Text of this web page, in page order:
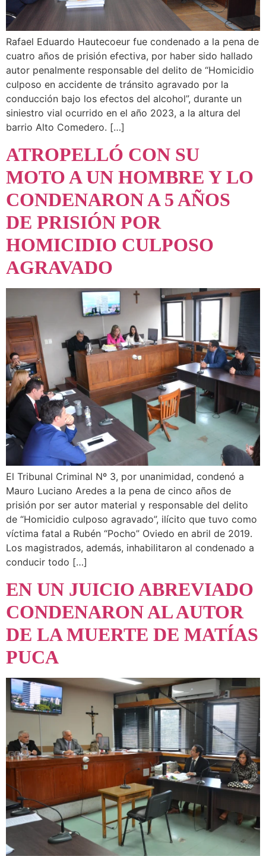
Rafael Eduardo Hautecoeur fue condenado a la pena de
cuatro años de prisión efectiva, por haber sido hallado
autor penalmente responsable del delito de “Homicidio
culposo en accidente de tránsito agravado por la
conducción bajo los efectos del alcohol”, durante un
siniestro vial ocurrido en el año 2023, a la altura del
barrio Alto Comedero. […]
ATROPELLÓ CON SU
MOTO A UN HOMBRE Y LO
CONDENARON A 5 AÑOS
DE PRISIÓN POR
HOMICIDIO CULPOSO
AGRAVADO
El Tribunal Criminal Nº 3, por unanimidad, condenó a
Mauro Luciano Aredes a la pena de cinco años de
prisión por ser autor material y responsable del delito
de “Homicidio culposo agravado”, ilícito que tuvo como
víctima fatal a Rubén “Pocho” Oviedo en abril de 2019.
Los magistrados, además, inhabilitaron al condenado a
conducir todo […]
EN UN JUICIO ABREVIADO
CONDENARON AL AUTOR
DE LA MUERTE DE MATÍAS
PUCA